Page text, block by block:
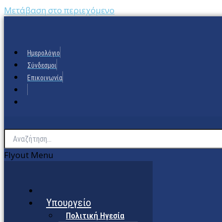
Μετάβαση στο περιεχόμενο
Ημερολόγιο
Σύνδεσμοι
Επικοινωνία
Flyout Menu
Υπουργείο
Πολιτική Ηγεσία